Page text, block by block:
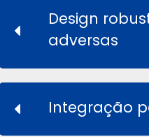
explosão (Ex d IIC T6)
prosperando em
Design
adversas
Integração